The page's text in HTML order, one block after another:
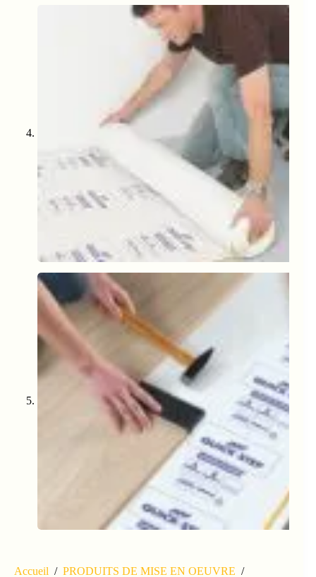
Accueil / PRODUITS DE MISE EN OEUVRE /